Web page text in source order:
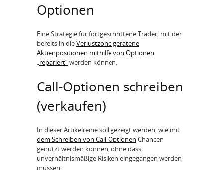
Optionen
Eine Strategie für fortgeschrittene Trader, mit der
bereits in dieVerlustzone geratene
Aktienpositionen mithilfe von Optionen
„repariert“werden können.
Call-Optionen schreiben
(verkaufen)
In dieser Artikelreihe soll gezeigt werden, wie mit
dem Schreiben von Call-Optionen Chancen
genutzt werden können, ohne dass
unverhältnismäßige Risiken eingegangen werden
müssen.